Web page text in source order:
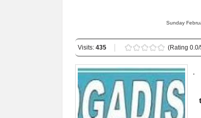
Sunday
Visits: 435 (Rating 0.0/
.